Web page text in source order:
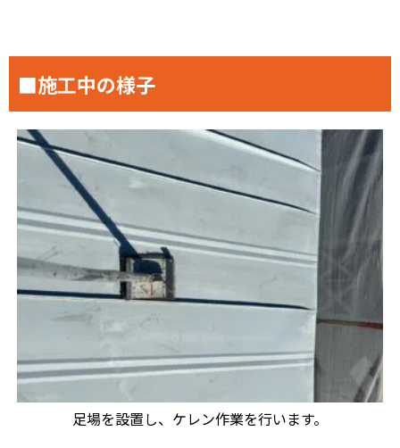
■施工中の様子
足場を設置し、ケレン作業を行います。